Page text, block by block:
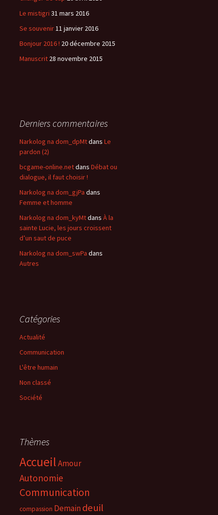
Le mistigri 31 mars 2016
Se souvenir11 janvier 2016
Bonjour 2016 ! 20 décembre 2015
Manuscrit 28 novembre 2015
Derniers commentaires
Narkolog na dom_dpMtdans Le
pardon (2)
bcgame-online.netdans Débat ou
dialogue, il faut choisir !
Narkolog na dom_gjPa dans
Femme et homme
Narkolog na dom_kyMtdans À la
sainte Lucie, les jours croissent
d’un saut de puce
Narkolog na dom_swPa dans
Autres
Catégories
Actualité
Communication
L'être humain
Non classé
Société
Thèmes
AccueilAmour
Autonomie
Communication
compassion Demaindeuil